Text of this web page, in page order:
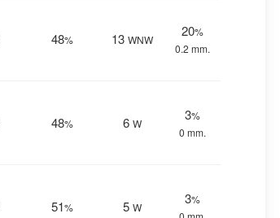
48% 13 WNW
20%
0.2 mm.
48% 6 W
3%
0 mm.
51% 5 W
3%